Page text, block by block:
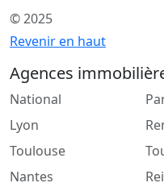
© 2025
Revenir en haut
Agences
National
Lyon
Toulouse
Nantes